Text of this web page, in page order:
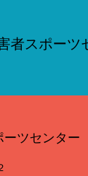
者スポーツ
ツセンター